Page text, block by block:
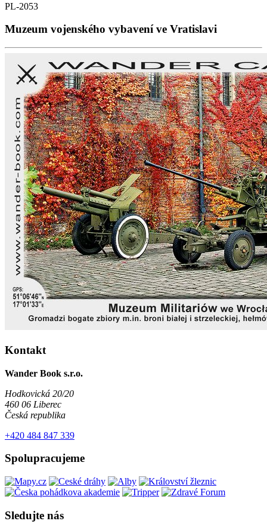
PL-2053
Muzeum vojenského vybavení ve Vratislavi
Kontakt
Wander Book s.r.o.
Hodkovická 20/20
460 06 Liberec
Česká republika
+420 484 847 339
Spolupracujeme
Sledujte nás